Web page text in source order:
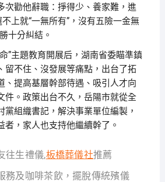
次勸他辭職：掙得少、養家難，進
上就“一無所有”，沒有五險一金無
十分糾結。
”主題教育開展后，湖南省委瞄準鎮
留不住、沒發展等痛點，出台了拓
、提高基層幹部待遇、吸引人才向
件。政策出台不久，岳陽市就從全
黨組織書記，解決事業單位編製，
者，家人也支持他繼續幹了。
往生禮儀,板橋葬儀社推薦
務及咖啡茶飲，擺脫傳統殯儀